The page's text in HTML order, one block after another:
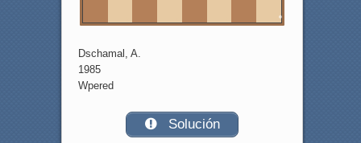
Dschamal, A.
1985
Wpered
Solución